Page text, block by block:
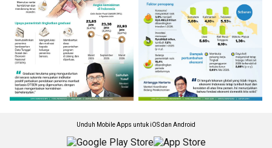
Unduh Mobile Apps untuk iOS dan Android